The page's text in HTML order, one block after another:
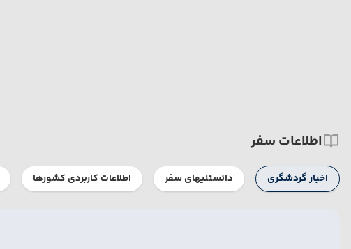
اطلاعات سفر
اخبار گردشگری دانستنیهای سفر اطلاعات کاربردی کشورها